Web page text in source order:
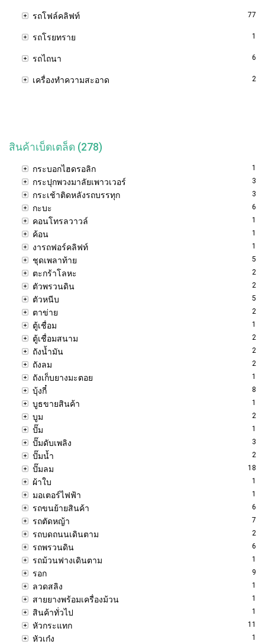
รถโฟล์คลิฟท์ 77
รถโรยทราย 1
รถไถนา 6
เครื่องทำความสะอาด 2
สินค้าเบ็ดเตล็ด (278)
กระบอกไฮดรอลิก 1
กระปุกพวงมาลัยเพาวเวอร์ 3
กระเช้าติดหลังรถบรรทุก 3
กะบะ 6
คอนโทรลวาวล์ 1
ค้อน 1
งารถฟอร์คลิฟท์ 1
ชุดเพลาท้าย 5
ตะกร้าโลหะ 2
ตัวพรวนดิน 2
ตัวหนีบ 5
ตาข่าย 2
ตู้เชื่อม 1
ตู้เชื่อมสนาม 2
ถังน้ำมัน 2
ถังลม 2
ถังเก็บยางมะตอย 1
บุ้งกี๋ 8
บูธขายสินค้า 1
บูม 2
ปั๊ม 1
ปั๊มดับเพลิง 3
ปั๊มน้ำ 2
ปั๊มลม 18
ผ้าใบ 1
มอเตอร์ไฟฟ้า 1
รถขนย้ายสินค้า 6
รถตัดหญ้า 7
รถบดถนนเดินตาม 2
รถพรวนดิน 6
รถม้วนฟางเดินตาม 1
รอก 9
ลวดสลิง 1
สายยางพร้อมเครื่องม้วน 1
สินค้าทั่วไป 1
หัวกระแทก 11
หัวเก๋ง 1